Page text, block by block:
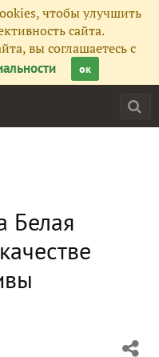
чтобы улучшить
сайта.
вы соглашаетесь с
ок
Белая